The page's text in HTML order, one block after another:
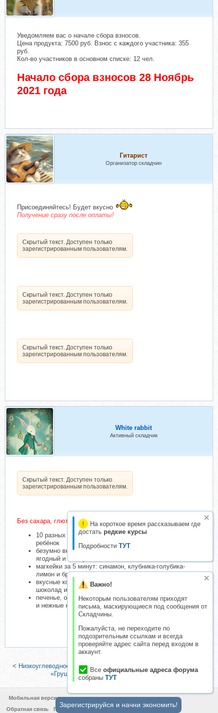
На короткое время рассказываем где
достать редкие курсы
Подробности ТУТ
Важно!
Некоторым пользователям приходят
письма, маскирующиеся под сообщения от
Складчины.
Пожалуйста, не переходите по
подозрительным ссылкам и всегда
проверяйте адрес сайта перед входом в
аккаунт.
Все официальные адреса форума
собраны ТУТ
Уведомляем вас о начале сбора взносов.
Цена продукта: 7500 руб. Взнос с каждого участника: 355
руб.
Кол-во участников в основном списке: 12 чел.
Начало сбора взносов 28 Ноябрь
2021 года
Гитарист
Организатор складчин
Присоединяйтесь! Будет вкусно
Получение сразу после оплаты!
Скрытый текст. Доступен только
зарегистрированным пользователям.
Скрытый текст. Доступен только
зарегистрированным пользователям.
Скрытый текст. Доступен только
зарегистрированным пользователям.
White rabbit
Активный складчик
Скрытый текст. Доступен только
зарегистрированным пользователям.
Без сахара, глютена и лактозы
10 разных и очень легких рецептов - справится даже
ребёнок
безумно вкусные, очень вязкие фаджи: шоколадный,
ягодный и со вкусом печеньки
магкейки за 5 минут: синамон, клубника-голубика-
лимон и брауни
вкусные конфетки, как трюфель: со вкусом латте-
шоколад и абрикосовая без абрикоса
печенье, от которого не оторваться: шоколадные кукис
и нежные кокосанки
< Низкоуглеводное мороженое (ketocake39)
Нарезное пирожное
«Грушевый твист» (Вера Никандрова)>
Мобильная версия
Обратная связь
Политика конфиденциальности
Зарегистрируйся и начни экономить!